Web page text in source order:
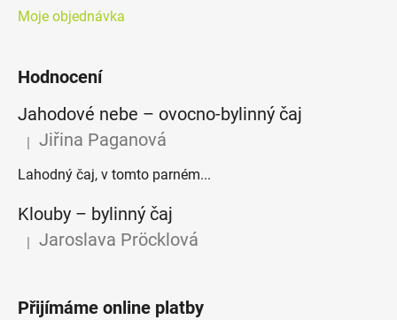
Moje objednávka
Hodnocení
Jahodové nebe – ovocno-bylinný čaj
Hodnocení produktu je 5 z 5 hvězdiček.
| Jiřina Paganová
Lahodný čaj, v tomto parném...
Klouby –⁠⁠⁠⁠⁠ bylinný čaj
Hodnocení produktu je 5 z 5 hvězdiček.
| Jaroslava Pröcklová
Přijímáme online platby